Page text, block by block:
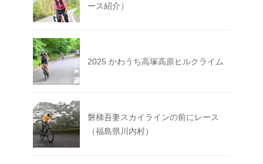
ース紹介）
2025 かわうち高塚高原ヒルクライム
磐梯吾妻スカイラインの前にレース
（福島県川内村）